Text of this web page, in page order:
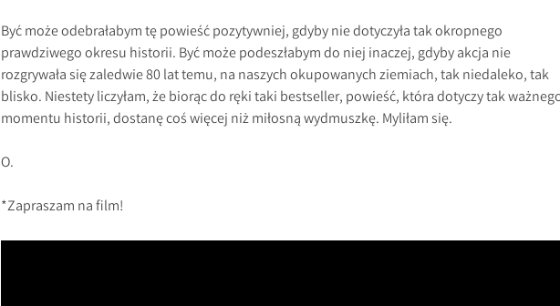
Być może odebrałabym tę powieść pozytywniej, gdyby nie dotyczyła tak okropnego
prawdziwego okresu historii. Być może podeszłabym do niej inaczej, gdyby akcja nie
rozgrywała się zaledwie 80 lat temu, na naszych okupowanych ziemiach, tak niedaleko, tak
blisko. Niestety liczyłam, że biorąc do ręki taki bestseller, powieść, która dotyczy tak
momentu historii, dostanę coś więcej niż miłosną wydmuszkę. Myliłam się.
O.
*Zapraszam na film!